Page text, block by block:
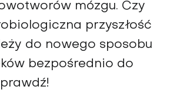
mózgu. Czy
przyszłość
do nowego sposobu
bezpośrednio do